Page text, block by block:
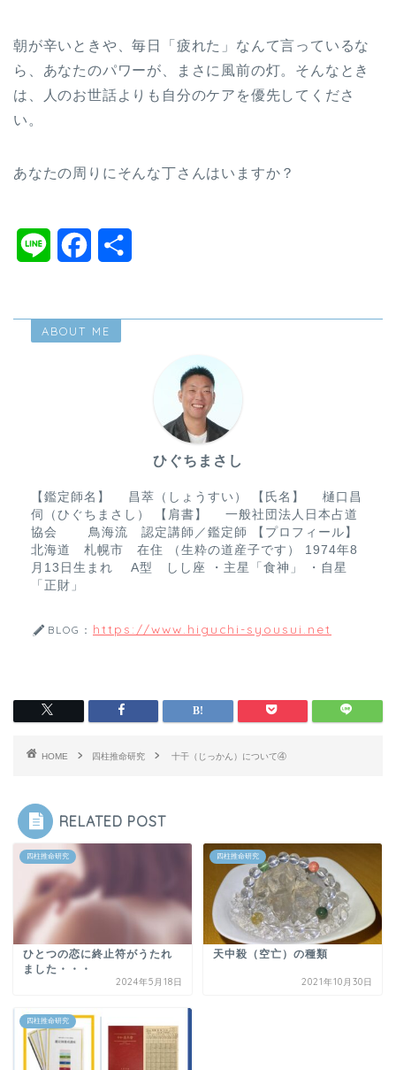
朝が辛いときや、毎日「疲れた」なんて言っているな
ら、あなたのパワーが、まさに風前の灯。そんなとき
は、人のお世話よりも自分のケアを優先してくださ
い。
あなたの周りにそんな丁さんはいますか？
e e
ABOUT ME
ひぐちまさし
【鑑定師名】 昌萃（しょうすい） 【氏名】 樋口昌
伺（ひぐちまさし） 【肩書】 一般社団法人日本占道
協会 鳥海流 認定講師／鑑定師 【プロフィール】
北海道 札幌市 在住 （生粋の道産子です） 1974年8
月13日生まれ A型 しし座 ・主星「食神」 ・自星
「正財」
BLOG： https://www.higuchi-syousui.net
HOME 四柱推命研究 十干（じっかん）について④
RELATED POST
四柱推命研究
ひとつの恋に終止符がうたれ
ました・・・
2024年5月18日
四柱推命研究
天中殺（空亡）の種類
2021年10月30日
四柱推命研究